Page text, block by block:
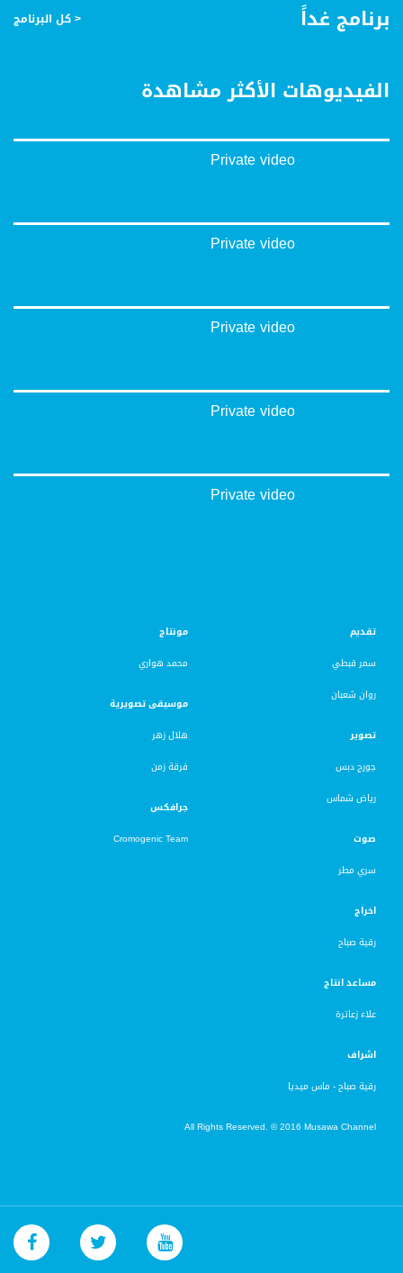
برنامج غداً < كل البرنامج
الفيديوهات الأكثر مشاهدة
Private video
Private video
Private video
Private video
Private video
تقديم
سمر قبطي
روان شعبان
تصوير
جورج دبس
رياض شماس
صوت
سري مطر
مونتاج
محمد هواري
موسيقى تصويرية
هلال زهر
فرقة زمن
جرافكس
Cromogenic Team
اخراج
رقية صباح
مساعد انتاج
علاء زعاترة
اشراف
رقية صباح - ماس ميديا
All Rights Reserved. © 2016 Musawa Channel